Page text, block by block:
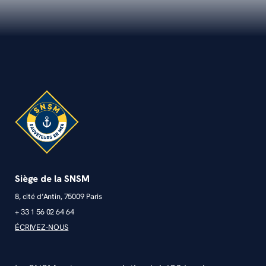
Siège de la SNSM
8, cité d’Antin, 75009 Paris
+ 33 1 56 02 64 64
ÉCRIVEZ-NOUS